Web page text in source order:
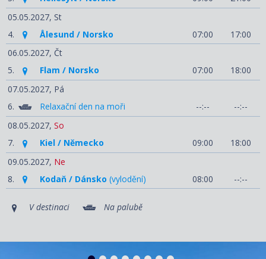
05.05.2027, St
4.
Ålesund / Norsko 07:00
17:00
06.05.2027, Čt
5.
Flam / Norsko 07:00
18:00
07.05.2027, Pá
6.
Relaxační den na moři --:--
--:--
08.05.2027, So
7.
Kiel / Německo 09:00
18:00
09.05.2027, Ne
8.
Kodaň / Dánsko (vylodění) 08:00 --:--
V destinaci Na palubě